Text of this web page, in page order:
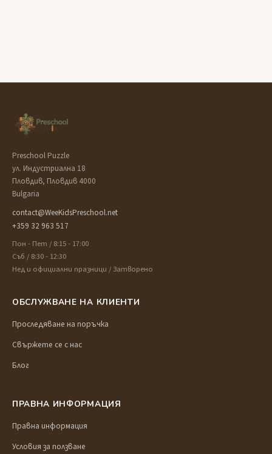
Preschool Puzzle
ул. Индустриална 18
Пловдив, Пловдив 4000
Bulgaria
contact@WeeKidsPreschool.net
+359 32 963 517
Пон - Пет / 8:15 - 17:00
Съб / 8:30 - 12:30
Нед и официални празници / Затворено
ОБСЛУЖВАНЕ НА КЛИЕНТИ
Проследяване на поръчка
Свържете се с нас
Блог
ПРАВНА ИНФОРМАЦИЯ
Правна информация
Условия за ползване